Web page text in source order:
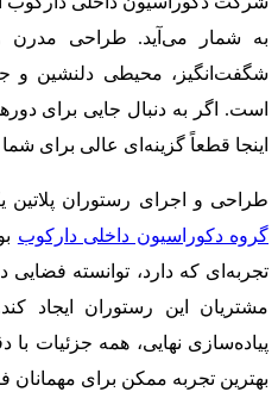
به شمار می‌آید. طراحی مدرن
شگفت‌انگیز، محیطی دلنشین و
است. اگر به دنبال جایی برای
اینجا قطعاً گزینه‌ای عالی برای
طراحی و اجرای رستوران
گروه دکوراسیون داخلی دارکوب
تجربه‌ای که دارد، توانسته
مشتریان این رستوران ایجاد
پیاده‌سازی نهایی، همه جزئیات
بهترین تجربه ممکن برای مهمانان